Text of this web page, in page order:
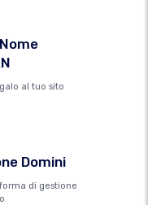
al tuo sito
Domini
di gestione